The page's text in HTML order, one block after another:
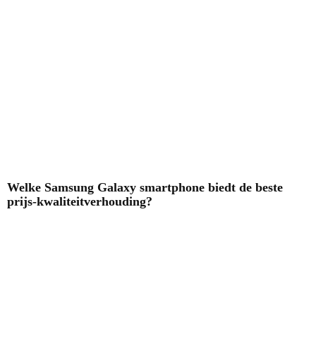
Welke Samsung Galaxy smartphone biedt de beste
prijs-kwaliteitverhouding?